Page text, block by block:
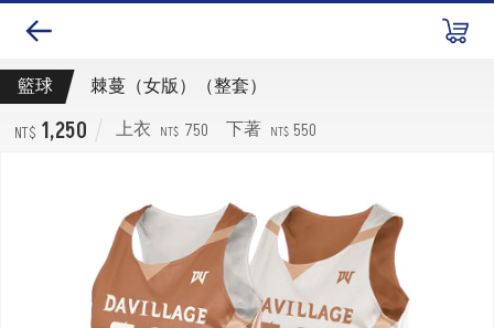
籃球 棘蔓（女版）（整套）
1,250 上衣 750 下著 550